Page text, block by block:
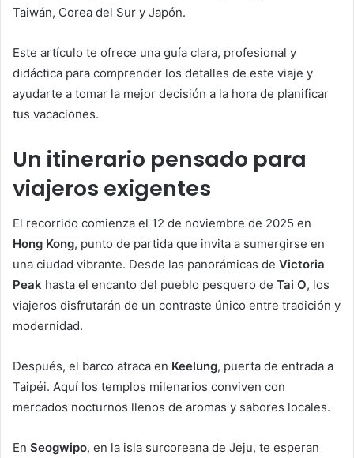
Taiwán, Corea del Sur y Japón.
Este artículo te ofrece una guía clara, profesional y
didáctica para comprender los detalles de este viaje y
ayudarte a tomar la mejor decisión a la hora de planificar
tus vacaciones.
Un itinerario pensado para
viajeros exigentes
El recorrido comienza el 12 de noviembre de 2025 en
Hong Kong, punto de partida que invita a sumergirse en
una ciudad vibrante. Desde las panorámicas de Victoria
Peak hasta el encanto del pueblo pesquero de Tai O, los
viajeros disfrutarán de un contraste único entre tradición y
modernidad.
Después, el barco atraca en Keelung, puerta de entrada a
Taipéi. Aquí los templos milenarios conviven con
mercados nocturnos llenos de aromas y sabores locales.
En Seogwipo, en la isla surcoreana de Jeju, te esperan